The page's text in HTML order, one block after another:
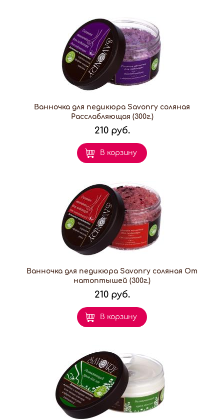
Ванночка для педикюра Savonry соляная
Расслабляющая (300г.)
210 руб.
В корзину
Ванночка для педикюра Savonry соляная От
натоптышей (300г.)
210 руб.
В корзину